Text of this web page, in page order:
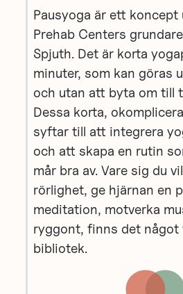
Pausyoga är ett koncept
Prehab Centers
Spjuth. Det är korta
minuter, som kan göras
och utan att byta om till
Dessa korta,
syftar till att integrera
och att skapa en rutin
mår bra av. Vare sig du
rörlighet, ge hjärnan en
meditation, motverka
ryggont, finns det något
bibliotek.